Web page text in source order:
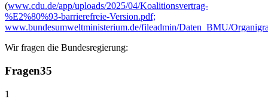
(www.cdu.de/app/uploads/2025/04/Koalitionsvertrag-
%E2%80%93-barrierefreie-Version.pdf;
www.bundesumweltministerium.de/fileadmin/Daten_BMU/
Wir fragen die Bundesregierung:
Fragen35
1